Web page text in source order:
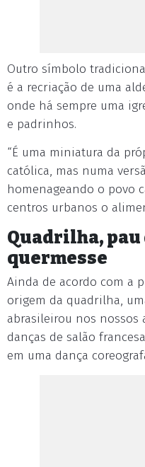
Outro símbolo
é a recriação de uma
onde há sempre uma
e padrinhos.
“É uma miniatura da
católica, mas numa
homenageando o povo
centros urbanos o
Quadrilha, pau
quermesse
Ainda de acordo com a
origem da quadrilha,
abrasileirou nos nossos
danças de salão
em uma dança